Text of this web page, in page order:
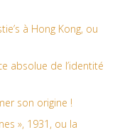
à Hong Kong, ou
absolue de l’identité
son origine !
», 1931, ou la